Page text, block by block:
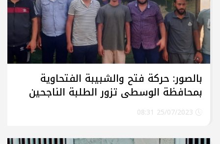
بالصور: حركة فتح والشبيبة الفتحاوية
بمحافظة الوسطى تزور الطلبة الناجحين
والمتفوقين في المحافظة